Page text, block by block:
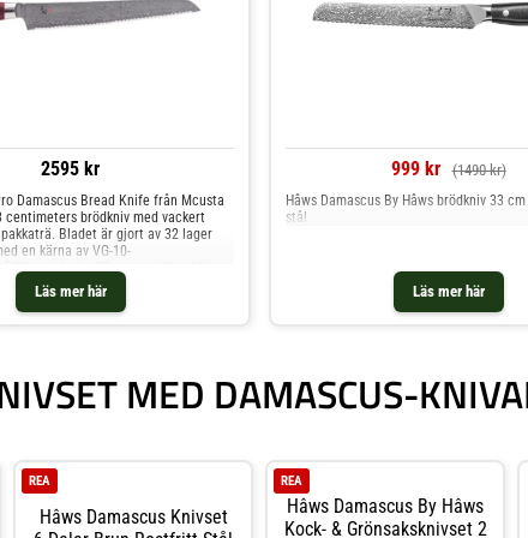
2595 kr
Läs mer här
Damascus Bread Knife från Mcusta
centimeters brödkniv med vackert
Bladet är gjort av 32 lager
en kärna av VG-10-
cm blad – 37 cm totallängdVikt
av rött pakkaträ ger ett mycket
är fixerat med tre nitar varav en av
Bottendelen på handtaget
999 kr (1490 kr)
Läs mer här
Hâws Damascus By Hâws brödkniv 33
stål
MED DAMASCUS-
Hâws Damascus Knivset
REA
Hâws Damascus By Hâws
Kock- & Grönsaksknivset 2
REA